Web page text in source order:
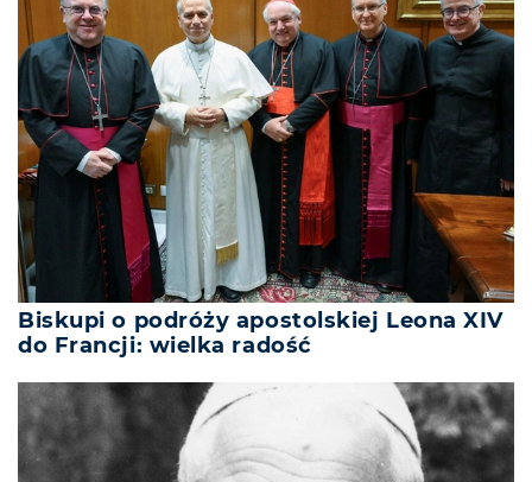
Biskupi o podróży apostolskiej Leona XIV
do Francji: wielka radość